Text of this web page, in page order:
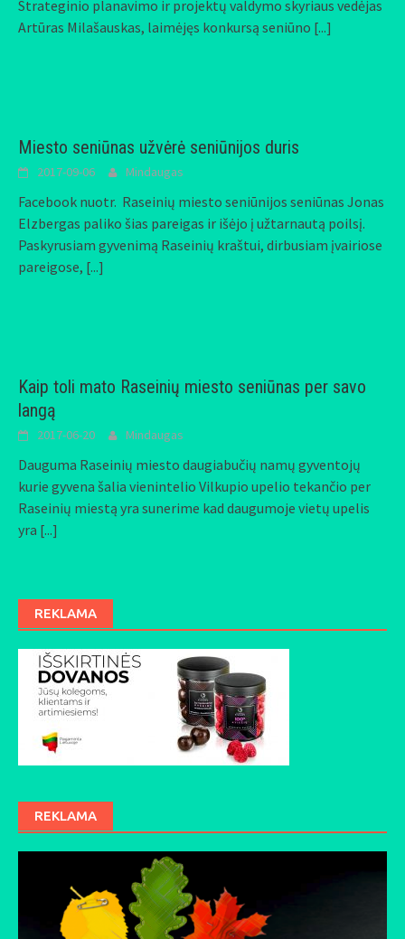
Strateginio planavimo ir projektų valdymo skyriaus vedėjas
Artūras Milašauskas, laimėjęs konkursą seniūno [...]
Miesto seniūnas užvėrė seniūnijos duris
2017-09-06 Mindaugas
Facebook nuotr. Raseinių miesto seniūnijos seniūnas Jonas
Elzbergas paliko šias pareigas ir išėjo į užtarnautą poilsį.
Paskyrusiam gyvenimą Raseinių kraštui, dirbusiam įvairiose
pareigose, [...]
Kaip toli mato Raseinių miesto seniūnas per savo
langą
2017-06-20 Mindaugas
Dauguma Raseinių miesto daugiabučių namų gyventojų
kurie gyvena šalia vienintelio Vilkupio upelio tekančio per
Raseinių miestą yra sunerime kad daugumoje vietų upelis
yra [...]
REKLAMA
REKLAMA